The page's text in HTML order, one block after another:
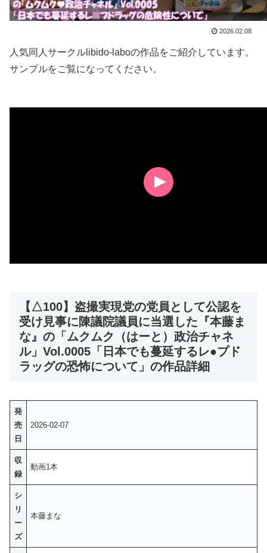
2026.02.08
人気同人サークルlibido-laboの作品をご紹介しています。
サンプルをご覧になってください。
【△100】盗撮実現党の党員として公認を
受け見事に陳議院議員に当選した『本藤ま
な』の「ムクムク（はーと）政治チャネ
ル」Vol.0005「日本でも蔓延するレ●プド
ラッグの恐怖について」の作品詳細
発
売
日
2026-02-07
収
録
動画1本
シ
リ
ー
ズ
本藤まな